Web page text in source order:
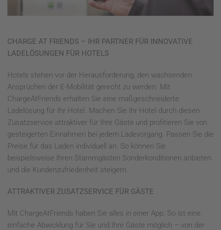
CHARGE AT FRIENDS – IHR PARTNER FÜR INNOVATIVE
LADELÖSUNGEN FÜR HOTELS
Hotels stehen vor der Herausforderung, den wachsenden
Ansprüchen der E-Mobilität gerecht zu werden. Mit
ChargeAtFriends erhalten Sie eine maßgeschneiderte
Ladelösung für Ihr Hotel. Machen Sie Ihr Hotel durch diesen
Zusatzservice attraktiver für Ihre Gäste und profitieren Sie von
gesteigerten Einnahmen bei jedem Ladevorgang. Passen Sie die
Preise für das Laden individuell an. So können Sie
beispielsweise Ihren Stammgästen Sonderkonditionen anbieten
und die Kundenzufriedenheit steigern.
ATTRAKTIVER ZUSATZSERVICE FÜR GÄSTE
Mit ChargeAtFriends haben Sie alles in einer App. So ist eine
einfache Abwicklung für Sie und Ihre Gäste möglich – von der